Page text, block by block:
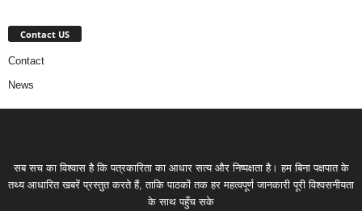
Contact US
Contact
News
सब सच का विश्वास है कि पत्रकारिता का आधार सत्य और निष्पक्षता है। हम बिना पक्षपात के
तथ्य आधारित खबरें प्रस्तुत करते हैं, ताकि पाठकों तक हर महत्वपूर्ण जानकारी पूरी विश्वसनीयता
के साथ पहुँच सके